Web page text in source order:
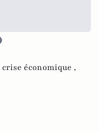
crise économique ,